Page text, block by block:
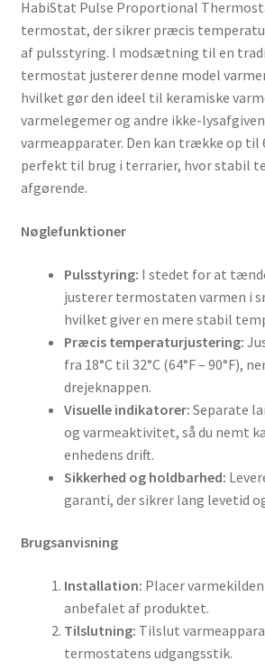
HabiStat Pulse Proportional
termostat, der sikrer præcis
af pulsstyring. I modsætning til en
termostat justerer denne model
hvilket gør den ideel til keramiske
varmelegemer og andre ikke-
varmeapparater. Den kan trække op til
perfekt til brug i terrarier, hvor stabil
afgørende.
Nøglefunktioner
Pulsstyring: I stedet for at
justerer termostaten varmen i
hvilket giver en mere stabil
Præcis temperaturjustering:
fra 18°C til 32°C (64°F – 90°F),
drejeknappen.
Visuelle indikatorer: Separate
og varmeaktivitet, så du nemt
enhedens drift.
Sikkerhed og holdbarhed:
garanti, der sikrer lang levetid
Brugsanvisning
Installation: Placer
anbefalet af produktet.
Tilslutning: Tilslut
termostatens udgangsstik.